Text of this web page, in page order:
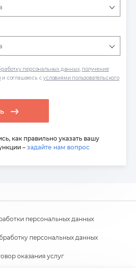
персональных данных, получение
и соглашаюсь сусловиями пользовательского
как правильно указать вашу
– задайте нам вопрос
персональных данных
персональных данных
оказания услуг